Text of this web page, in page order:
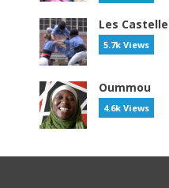
Les
5.7k Views
Oummou
4.6k Views